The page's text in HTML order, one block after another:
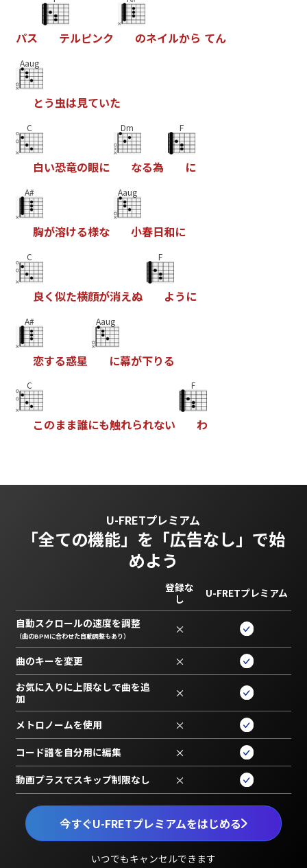
パス テルピンク のネイルから てん
Aaug
とう虫は見ていた
C
白い恐竜の眼に
Dm
なる為
F
に
A#
胸が溶ける様な
Aaug
小春日和に
C
良く似た横顔が消えぬ
F
よう に
A#
恋する惑星
Aaug
に幕が下りる
C
このまま誰にも触れられない
F
わ
U-FRETプレミアム
「全ての機能」を 「広告なし」で始
めよう
今すぐU-FRETプレミアムをはじめる
いつでもキャンセルできます
登録な
し
U-FRETプレミアム
自動スクロールの速度を調整
（曲のBPMに合わせた自動調整もあり） ×
曲のキーを変更 ×
お気に入りに上限なしで曲を追
加
×
メトロノームを使用 ×
コード譜を自分用に編集 ×
動画プラスでスキップ制限なし ×